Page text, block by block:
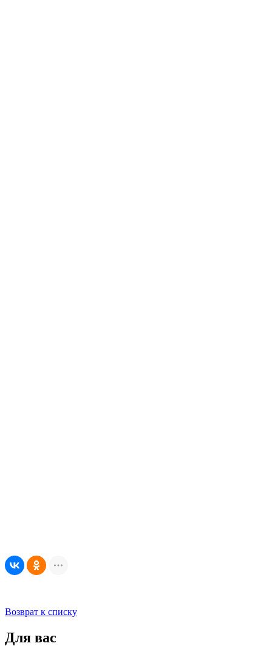
Возврат к списку
Для вас